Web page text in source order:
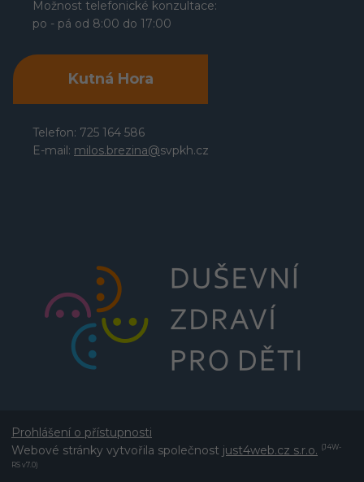
Možnost telefonické konzultace:
po - pá od 8:00 do 17:00
Kutná Hora
Telefon: 725 164 586
E-mail: milos.brezina@svpkh.cz
Prohlášení o přístupnosti
Webové stránky vytvořila společnost just4web.cz s.r.o. (J4W-
RS v7.0)